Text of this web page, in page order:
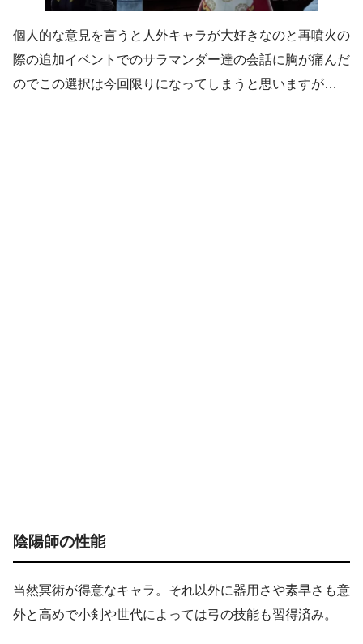
個人的な意見を言うと人外キャラが大好きなのと再噴火の
際の追加イベントでのサラマンダー達の会話に胸が痛んだ
のでこの選択は今回限りになってしまうと思いますが…
陰陽師の性能
当然冥術が得意なキャラ。それ以外に器用さや素早さも意
外と高めで小剣や世代によっては弓の技能も習得済み。